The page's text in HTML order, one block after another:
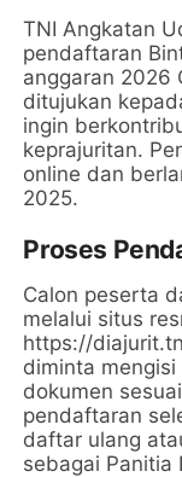
TNI Angkatan
pendaftaran
anggaran 2026
ditujukan
ingin
keprajuritan.
online dan
2025.
Proses
Calon peserta
melalui situs
https://
diminta
dokumen
pendaftaran
daftar ulang
sebagai Panitia